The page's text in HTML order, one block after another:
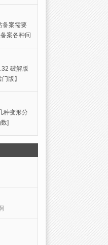
备案需要
案各种问
破解版
版】
种变形分
]